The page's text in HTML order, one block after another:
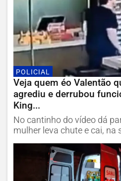
POLICIAL
Veja quem éo Valentão
agrediu e derrubou
King...
No cantinho do vídeo dá
mulher leva chute e cai, na